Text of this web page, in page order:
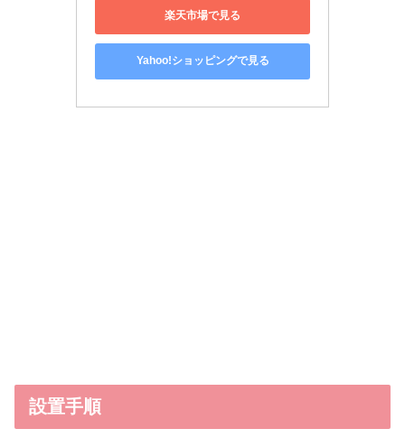
楽天市場で見る
Yahoo!ショッピングで見る
設置手順